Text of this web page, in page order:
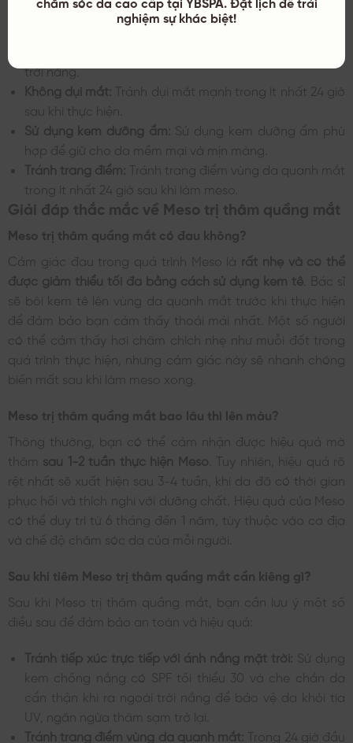
tím.
trời nắng.
Không dụi mắt: Tránh dụi mắt mạnh trong ít nhất 24 giờ
sau khi thực hiện.
Sử dụng kem dưỡng ẩm: Sử dụng kem dưỡng ẩm phù
hợp để giữ cho da mềm mại và mịn màng.
Tránh trang điểm: Tránh trang điểm vùng da quanh mắt
trong ít nhất 24 giờ sau khi làm meso.
Giải đáp thắc mắc về Meso trị thâm quầng mắt
Meso trị thâm quầng mắt có đau không?
Cảm giác đau trong quá trình Meso là rất nhẹ và có thể
được giảm thiểu tối đa bằng cách sử dụng kem tê . Bác sĩ
sẽ bôi kem tê lên vùng da quanh mắt trước khi thực hiện
để đảm bảo bạn cảm thấy thoải mái nhất. Một số người
có thể cảm thấy hơi châm chích nhẹ như muỗi đốt trong
quá trình thực hiện, nhưng cảm giác này sẽ nhanh chóng
biến mất sau khi làm meso xong.
Meso trị thâm quầng mắt bao lâu thì lên màu?
Thông thường, bạn có thể cảm nhận được hiệu quả mờ
thâm sau 1-2 tuần thực hiện Meso . Tuy nhiên, hiệu quả rõ
rệt nhất sẽ xuất hiện sau 3-4 tuần, khi da đã có thời gian
phục hồi và thích nghi với dưỡng chất. Hiệu quả của Meso
có thể duy trì từ 6 tháng đến 1 năm, tùy thuộc vào cơ địa
và chế độ chăm sóc da của mỗi người.
Sau khi tiêm Meso trị thâm quầng mắt cần kiêng gì?
Sau khi Meso trị thâm quầng mắt, bạn cần lưu ý một số
điều sau để đảm bảo an toàn và hiệu quả:
Tránh tiếp xúc trực tiếp với ánh nắng mặt trời: Sử dụng
kem chống nắng có SPF tối thiểu 30 và che chắn da
cẩn thận khi ra ngoài trời nắng để bảo vệ da khỏi tia
UV, ngăn ngừa thâm sạm trở lại.
Tránh trang điểm vùng da quanh mắt: Trong 24 giờ đầu
nghiệm sự khác biệt!